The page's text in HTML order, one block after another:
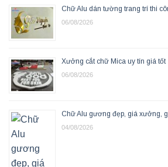
Chữ Alu dán tường trang trí thi
06/08/2026
Xưởng cắt chữ Mica uy tín giá tốt
06/08/2026
Chữ Alu gương đẹp, giá xưởng,
04/08/2026